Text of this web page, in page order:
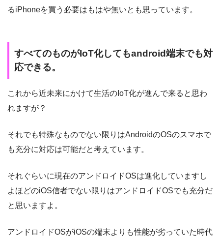
るiPhoneを買う必要はもはや無いとも思っています。
すべてのものがIoT化してもandroid端末でも対
応できる。
これから近未来にかけて生活のIoT化が進んで来ると思わ
れますが？
それでも特殊なものでない限りはAndroidのOSのスマホで
も充分に対応は可能だと考えています。
それぐらいに現在のアンドロイドOSは進化していますし
よほどのiOS信者でない限りはアンドロイドOSでも充分だ
と思いますよ。
アンドロイドOSがiOSの端末よりも性能が劣っていた時代